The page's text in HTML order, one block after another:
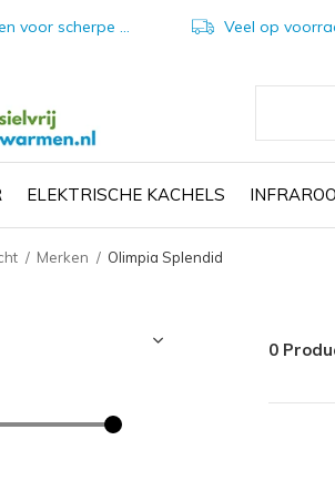
ELEKTRISCHE KACHELS
scherpe prijzen Veel op voorraad
Merken Olimpia Splendid
0